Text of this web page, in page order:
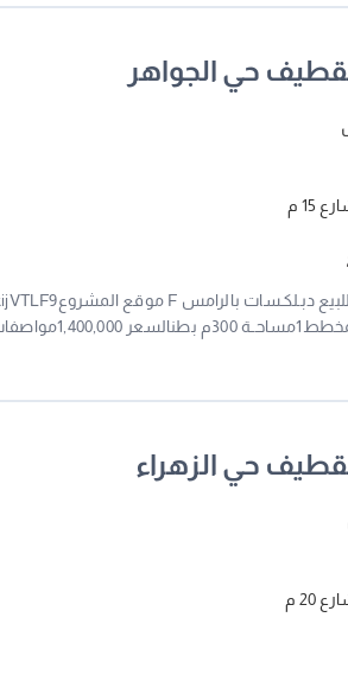
حي الجواهر
15 م
حي الزهراء
20 م